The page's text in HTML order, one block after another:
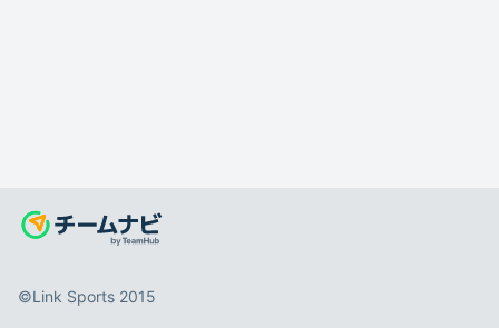
©️Link Sports 2015